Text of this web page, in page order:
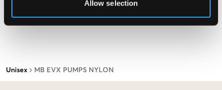
Allow selection
Unisex MB EVX PUMPS NYLON